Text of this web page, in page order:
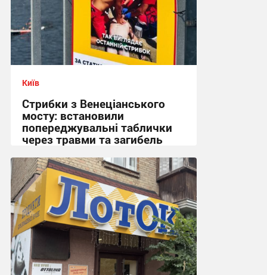
Київ
Стрибки з Венеціанського
мосту: встановили
попереджувальні таблички
через травми та загибель
12:11 сьогодні